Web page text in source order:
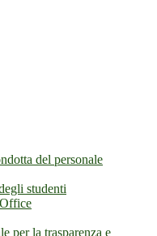
del personale
studenti
per la trasparenza e